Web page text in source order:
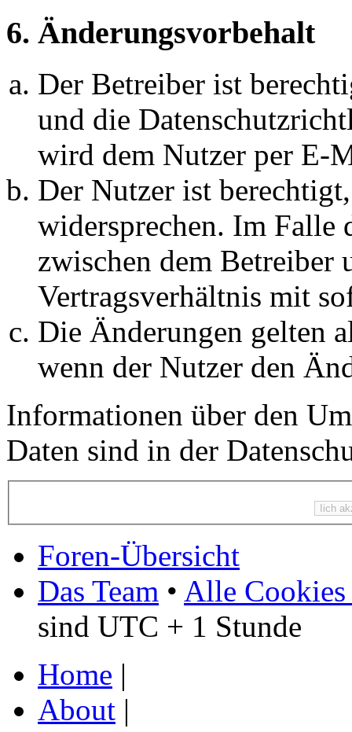
6. Änderungsvorbehalt
Der Betreiber ist
und die
wird dem Nutzer per E-
Der Nutzer ist
widersprechen. Im Falle
zwischen dem Betreiber
Vertragsverhältnis mit
Die Änderungen gelten
wenn der Nutzer den
Informationen über den
Daten sind in der
Foren-Übersicht
Das Team • Alle Cookies
sind UTC + 1 Stunde
Home |
About |